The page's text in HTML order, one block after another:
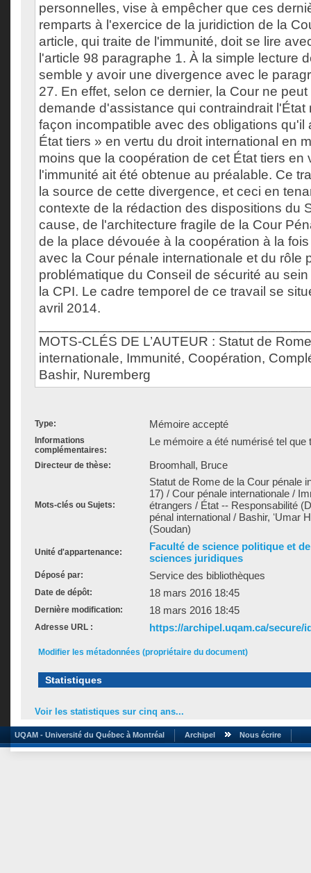
personnelles, vise à empêcher que ces
remparts à l'exercice de la juridiction de la
article, qui traite de l'immunité, doit se lire
l'article 98 paragraphe 1. À la simple lecture
semble y avoir une divergence avec le
27. En effet, selon ce dernier, la Cour ne
demande d'assistance qui contraindrait l'État
façon incompatible avec des obligations qu'il
État tiers » en vertu du droit international en
moins que la coopération de cet État tiers en
l'immunité ait été obtenue au préalable. Ce
la source de cette divergence, et ceci en
contexte de la rédaction des dispositions du
cause, de l'architecture fragile de la Cour
de la place dévouée à la coopération à la
avec la Cour pénale internationale et du rôle
problématique du Conseil de sécurité au
la CPI. Le cadre temporel de ce travail se
avril 2014.
MOTS-CLÉS DE L’AUTEUR : Statut de
internationale, Immunité, Coopération,
Bashir, Nuremberg
Type: Mémoire accepté
Informations
complémentaires:
Le mémoire a été numérisé tel que
Directeur de thèse: Broomhall, Bruce
Mots-clés ou Sujets:
Statut de Rome de la Cour pénale
17) / Cour pénale internationale /
étrangers / État -- Responsabilité
pénal international / Bashir, ʻUmar
(Soudan)
Unité d'appartenance:
Faculté de science politique et
sciences juridiques
Déposé par: Service des bibliothèques
Date de dépôt: 18 mars 2016 18:45
Dernière modification: 18 mars 2016 18:45
Adresse URL : https://archipel.uqam.ca/secure/
Modifier les métadonnées (propriétaire du document)
Statistiques
Voir les statistiques sur cinq ans...
UQAM - Université du Québec à Montréal Archipel Nous écrire